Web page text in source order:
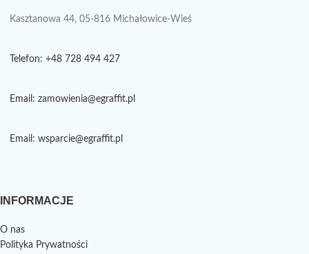
Kasztanowa 44, 05-816 Michałowice-Wieś
Telefon: +48 728 494 427
Email: zamowienia@egraffit.pl
Email: wsparcie@egraffit.pl
INFORMACJE
O nas
Polityka Prywatności